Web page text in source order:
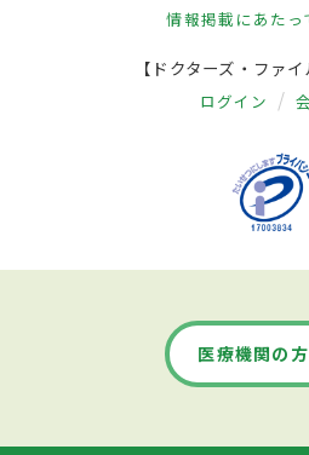
情報掲載にあたっ
【ドクターズ・ファイ
ログイン
医療機関の